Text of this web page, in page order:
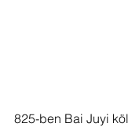
825-ben Bai Juyi